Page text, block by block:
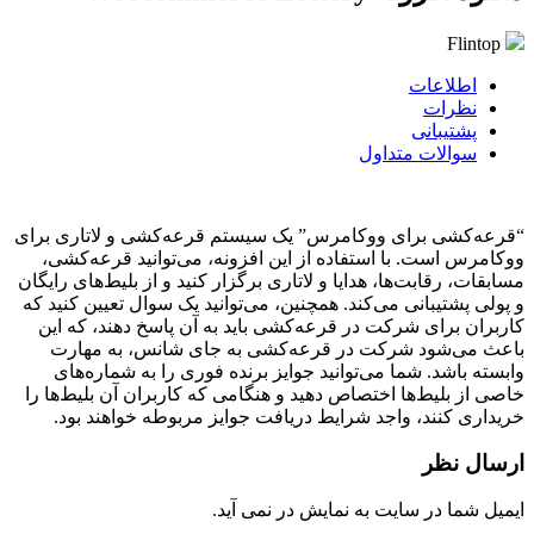
ارسال تیکت
ارسال تیکت چت آنلاین 021-78372
امکان خرید بصورت حجمی و نامحدود
سرور مجازی ترکیه
بهترین گزینه برای راه اندازی گیم سرور
سرور مجازی فنلاند
یک سرور پرسرعت با امکانات فوق العاده
سرور مجازی هلند
پینگ تایم مناسب و سرعت خیره کننده
سرور مجازی آمریکا
ساخت سرور آمریکا در دو دیتاسنتر متفاوت
ارسال تیکت چت آنلاین
سرور بیگ بلو باتن
پرطرفدارترین پلتفرم آموزش مجازی جهان
سرور Jitsi
بی‌نظیر در برگزاری جلسات آنلاین حرفه‌ای
جهت خرید کلاس مجازی مناسببه مشاوره نیاز دارید؟
ارسال تیکت چت آنلاین 021-78372
خرید انواع گواهی امنیتی با تحویل آنی
ابزار ها
ابزارهای کاربردی برای وب مستران
Flintop
اطلاعات
نظرات
پشتیبانی
سوالات متداول
“قرعه‌کشی برای ووکامرس” یک سیستم قرعه‌کشی و لاتاری برای
ووکامرس است. با استفاده از این افزونه، می‌توانید قرعه‌کشی،
مسابقات، رقابت‌ها، هدایا و لاتاری برگزار کنید و از بلیط‌های رایگان
و پولی پشتیبانی می‌کند. همچنین، می‌توانید یک سوال تعیین کنید که
کاربران برای شرکت در قرعه‌کشی باید به آن پاسخ دهند، که این
باعث می‌شود شرکت در قرعه‌کشی به جای شانس، به مهارت
وابسته باشد. شما می‌توانید جوایز برنده فوری را به شماره‌های
خاصی از بلیط‌ها اختصاص دهید و هنگامی که کاربران آن بلیط‌ها را
خریداری کنند، واجد شرایط دریافت جوایز مربوطه خواهند بود.
ارسال نظر
ایمیل شما در سایت به نمایش در نمی آید.